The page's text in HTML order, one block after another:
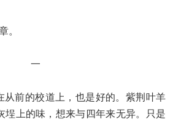
一
前的校道上，也是好的。紫荆叶羊
埕上的味，想来与四年来无异。只是